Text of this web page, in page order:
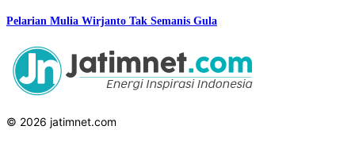
Pelarian Mulia Wirjanto Tak Semanis Gula
© 2026 jatimnet.com